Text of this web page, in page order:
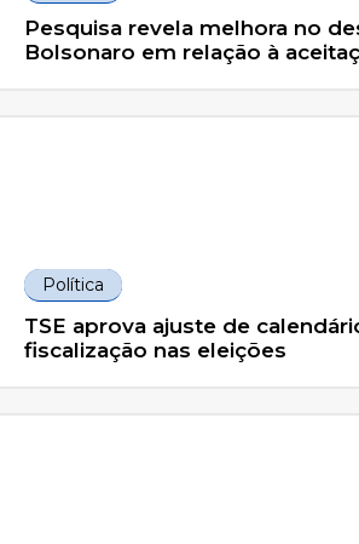
Pesquisa revela melhora no
Bolsonaro em relação à
Política
TSE aprova ajuste de
fiscalização nas eleições